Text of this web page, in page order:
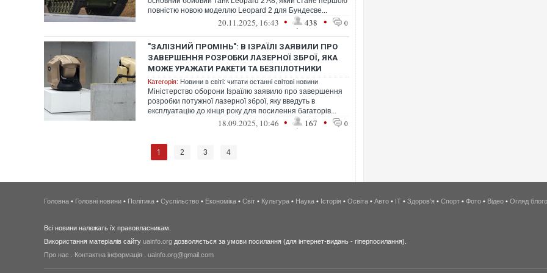
повністю новою моделлю Leopard 2 для Бундесве...
20.11.2025, 16:43 • 438 • 0
"ЗАЛІЗНИЙ ПРОМІНЬ": В ІЗРАЇЛІ ЗАЯВИЛИ ПРО
ЗАВЕРШЕННЯ РОЗРОБКИ ЛАЗЕРНОЇ ЗБРОЇ, ЯКА
МОЖЕ УРАЖАТИ РАКЕТИ ТА БЕЗПІЛОТНИКИ
Категорія: Новини в світі: читати останні світові новини
Міністерство оборони Ізраїлю заявило про завершення
розробки потужної лазерної зброї, яку введуть в
експлуатацію до кінця року для посилення багаторів...
18.09.2025, 10:46 • 167 • 0
1 2 3 4
Головна • Головні новини • Політика • Суспільство • Економіка • Світ • Культура • Наука • Історія • Освіта • Авто • IT • Здоров'я • Спорт • Фото • Відео • Огляд
Всі новини належать їх правовласникам.
Використання матеріалів сайту uainfo.org дозволяється за умови посилання (для інтернет-видань - гіперпосилання).
Про нас
Контактна інформація uainfo.org@gmail.com